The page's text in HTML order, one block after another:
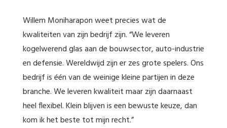
Willem Moniharapon weet precies wat de
kwaliteiten van zijn bedrijf zijn. “We leveren
kogelwerend glas aan de bouwsector, auto-industrie
en defensie. Wereldwijd zijn er zes grote spelers. Ons
bedrijf is één van de weinige kleine partijen in deze
branche. We leveren kwaliteit maar zijn daarnaast
heel flexibel. Klein blijven is een bewuste keuze, dan
kom ik het beste tot mijn recht.”